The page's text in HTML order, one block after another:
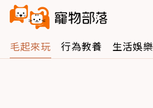
毛起來玩 行為教養 生活娛樂